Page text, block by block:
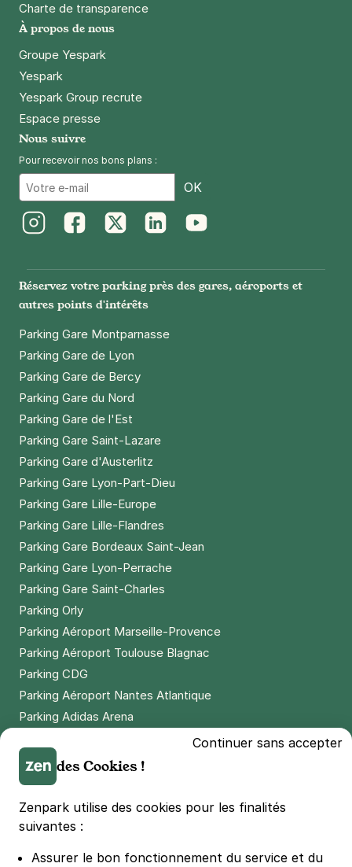
Réserver
+ Abonnements disponibles
Paris - Porte des Lilas - Télégraphe
99 rue Haxo
4,4(209 avis)
/heure 20 €/jour,
Les Lilas - Les Bruyères - Mairie des
Lilas
78 avenue Pasteur
93260
Réserver
+ Abonnements disponibles
6 rue Adolphe Mille
75019Paris
2,50 € /heure,23 €/jour,70 €/semaine(tarifs dégressifs)
Réserver
8 rue Compans
Charte de transparence
À propos de nous
Groupe Yespark
Yespark
Yespark Group recrute
Espace presse
Nous suivre
Pour recevoir nos bons plans :
OK
Réservez votre parking près des gares, aéroports et
autres points d'intérêts
Parking Gare Montparnasse
Parking Gare de Lyon
Parking Gare de Bercy
Parking Gare du Nord
Parking Gare de l'Est
Parking Gare Saint-Lazare
Parking Gare d'Austerlitz
Parking Gare Lyon-Part-Dieu
Parking Gare Lille-Europe
Parking Gare Lille-Flandres
Parking Gare Bordeaux Saint-Jean
Parking Gare Lyon-Perrache
Parking Gare Saint-Charles
Parking Orly
Parking Aéroport Marseille-Provence
Parking Aéroport Toulouse Blagnac
Parking CDG
Parking Aéroport Nantes Atlantique
Parking Adidas Arena
Parking LDLC Arena
Parking Stade Pierre Mauroy
Parking Groupama Stadium
Parking Vélodrome
Continuer sans accepter
des Cookies !
Zenpark utilise des cookies pour les finalités
suivantes :
Assurer le bon fonctionnement du service et du